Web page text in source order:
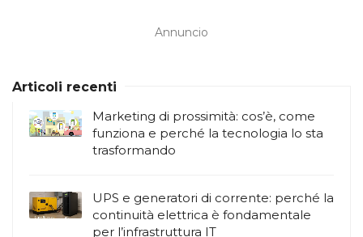
Annuncio
Articoli recenti
Marketing di prossimità: cos’è, come
funziona e perché la tecnologia lo sta
trasformando
UPS e generatori di corrente: perché la
continuità elettrica è fondamentale
per l’infrastruttura IT